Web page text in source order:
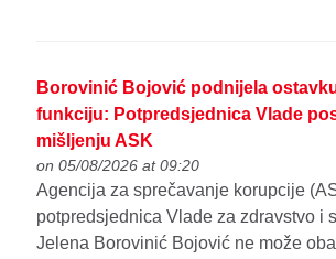
Borovinić Bojović podnijela
funkciju: Potpredsjednica Vlade
mišljenju ASK
on 05/08/2026 at 09:20
Agencija za sprečavanje korupcije
potpredsjednica Vlade za zdravstvo i
Jelena Borovinić Bojović ne može